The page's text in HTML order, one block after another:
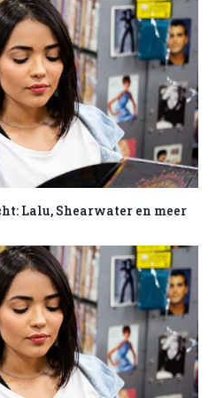
Lalu, Shearwater en meer